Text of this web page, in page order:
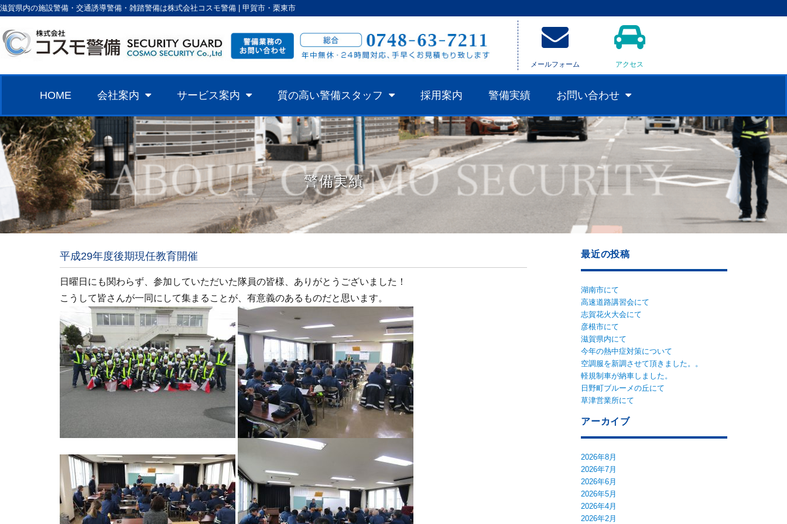
滋賀県内の施設警備・交通誘導警備・雑踏警備は株式会社コスモ警備 | 甲賀市・栗東市
メールフォーム アクセス
HOME 会社案内 サービス案内 質の高い警備スタッフ 採用案内 警備実績 お問い合わせ
警備実績
平成29年度後期現任教育開催
日曜日にも関わらず、参加していただいた隊員の皆様、ありがとうございました！
こうして皆さんが一同にして集まることが、有意義のあるものだと思います。
最近の投稿
湖南市にて
高速道路講習会にて
志賀花火大会にて
彦根市にて
滋賀県内にて
今年の熱中症対策について
空調服を新調させて頂きました。。
軽規制車が納車しました。
日野町ブルーメの丘にて
草津営業所にて
アーカイブ
2026年8月
2026年7月
2026年6月
2026年5月
2026年4月
2026年2月